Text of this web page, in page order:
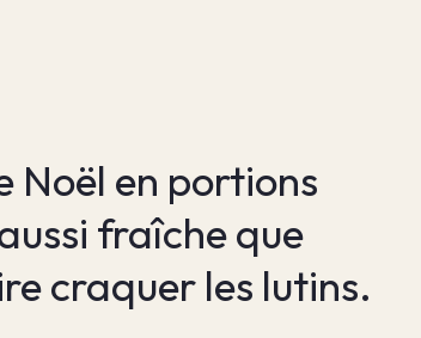
Noël en portions
fraîche que
craquer les lutins.